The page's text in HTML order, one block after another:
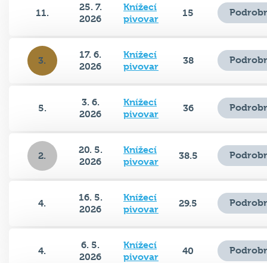
11.
25. 7.
2026
Knížecí
pivovar
15
3.
17. 6.
2026
Knížecí
pivovar
38
5.
3. 6.
2026
Knížecí
pivovar
36
2.
20. 5.
2026
Knížecí
pivovar
38.5
4.
16. 5.
2026
Knížecí
pivovar
29.5
4.
6. 5.
2026
Knížecí
pivovar
40